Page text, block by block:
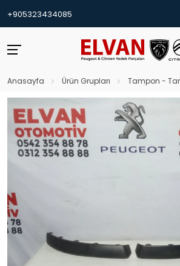
+905323434085
Anasayfa Ürün Grupları Tampon -